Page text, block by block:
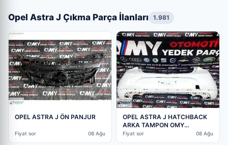
Opel Astra J Çıkma Parça İlanları 1.981
OPEL ASTRA J ÖN PANJUR
Fiyat sor 08 Ağu
OPEL ASTRA J HATCHBACK
ARKA TAMPON OMY
OTO’DAN
Fiyat sor 08 Ağu